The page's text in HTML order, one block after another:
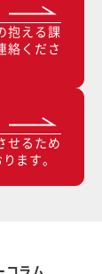
抱える課
絡くださ
せるため
ます。